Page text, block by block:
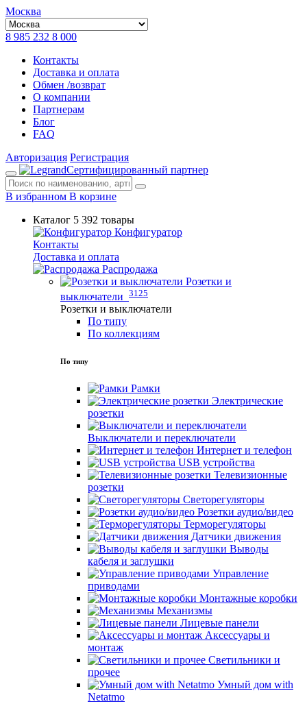
Москва
8 985 232 8 000
Контакты
Доставка и оплата
Обмен /возврат
О компании
Партнерам
Блог
FAQ
Авторизация Регистрация
Сертифицированный партнер
В избранном В корзине
Каталог 5 392 товары
Конфигуратор
Контакты
Доставка и оплата
Распродажа
Розетки и
выключатели 3125
Розетки и выключатели
По типу
По коллекциям
По типу
Рамки
Электрические
розетки
Выключатели и переключатели
Интернет и телефон
USB устройства
Телевизионные
розетки
Светорегуляторы
Розетки аудио/видео
Терморегуляторы
Датчики движения
Выводы
кабеля и заглушки
Управление
приводами
Монтажные коробки
Механизмы
Лицевые панели
Аксессуары и
монтаж
Светильники и
прочее
Умный дом with
Netatmo